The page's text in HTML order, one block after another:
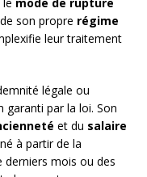
son propre régime
leur traitement
légale ou
par la loi. Son
et du salaire
à partir de la
derniers mois ou des